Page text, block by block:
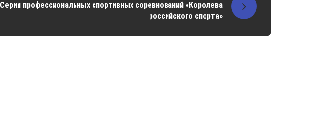
Серия профессиональных спортивных соревнований «Королева
российского спорта»